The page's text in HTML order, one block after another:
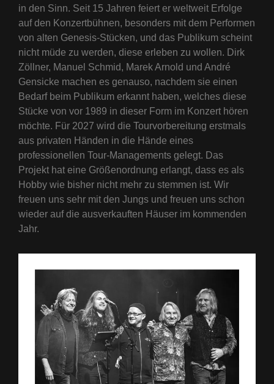
in den Sinn. Seit 15 Jahren feiert er weltweit Erfolge
auf den Konzertbühnen, besonders mit dem Performen
von alten Genesis-Stücken, und das Publikum scheint
nicht müde zu werden, diese erleben zu wollen. Dirk
Zöllner, Manuel Schmid, Marek Arnold und André
Gensicke machen es genauso, nachdem sie einen
Bedarf beim Publikum erkannt haben, welches diese
Stücke von vor 1989 in dieser Form im Konzert hören
möchte. Für 2027 wird die Tourvorbereitung erstmals
aus privaten Händen in die Hände eines
professionellen Tour-Managements gelegt. Das
Projekt hat eine Größenordnung erlangt, dass es als
Hobby wie bisher nicht mehr zu stemmen ist. Wir
freuen uns sehr mit den Jungs und freuen uns schon
wieder auf die ausverkauften Häuser im kommenden
Jahr.